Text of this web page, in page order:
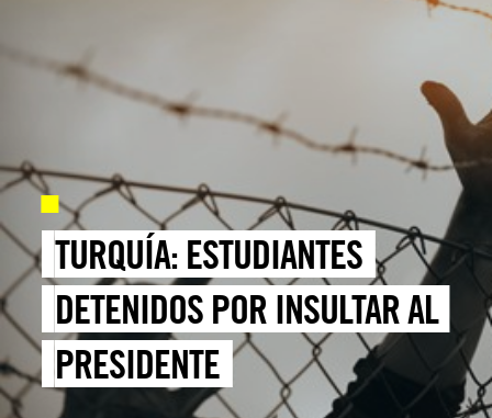
TURQUÍA: ESTUDIANTES
DETENIDOS POR INSULTAR AL
PRESIDENTE